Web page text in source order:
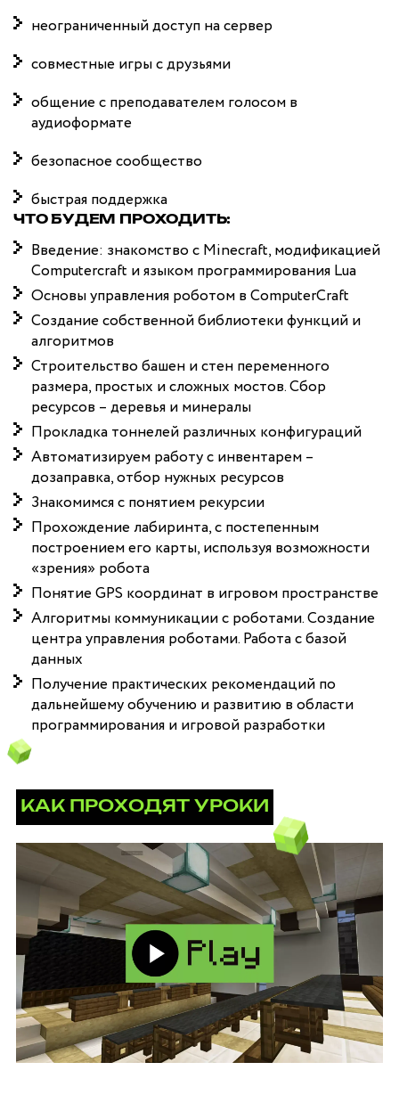
неограниченный доступ на сервер
совместные игры с друзьями
общение с преподавателем голосом в
аудиоформате
безопасное сообщество
быстрая поддержка
ЧТО БУДЕМ ПРОХОДИТЬ:
Введение: знакомство с Minecraft, модификацией
Computercraft и языком программирования Lua
Основы управления роботом в ComputerCraft
Создание собственной библиотеки функций и
алгоритмов
Строительство башен и стен переменного
размера, простых и сложных мостов. Сбор
ресурсов – деревья и минералы
Прокладка тоннелей различных конфигураций
Автоматизируем работу с инвентарем –
дозаправка, отбор нужных ресурсов
Знакомимся с понятием рекурсии
Прохождение лабиринта, с постепенным
построением его карты, используя возможности
«зрения» робота
Понятие GPS координат в игровом пространстве
Алгоритмы коммуникации с роботами. Создание
центра управления роботами. Работа с базой
данных
Получение практических рекомендаций по
дальнейшему обучению и развитию в области
программирования и игровой разработки
КАК ПРОХОДЯТ УРОКИ